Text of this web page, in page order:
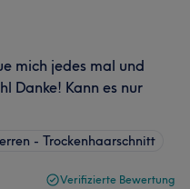
mich jedes mal und
Danke! Kann es nur
- Trockenhaarschnitt
Verifizierte Bewertung